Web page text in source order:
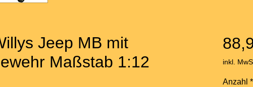
Jeep MB mit
Maßstab 1:12
inkl.
Anzahl *